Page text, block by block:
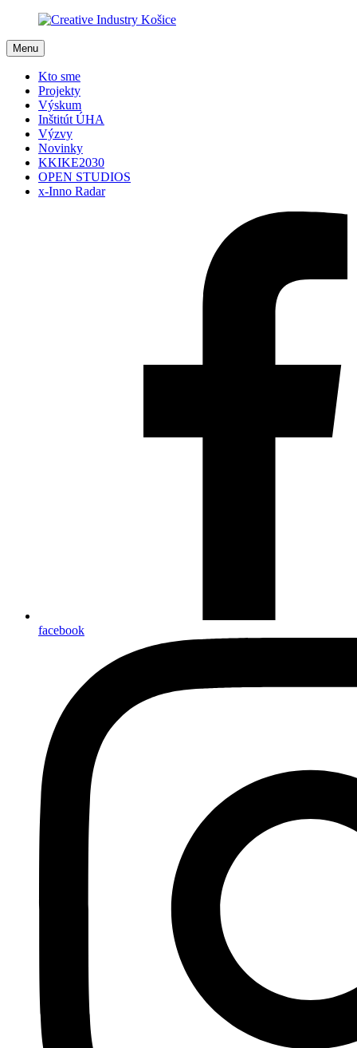
Menu
Kto sme
Projekty
Výskum
Inštitút ÚHA
Výzvy
Novinky
KKIKE2030
OPEN STUDIOS
x-Inno Radar
facebook